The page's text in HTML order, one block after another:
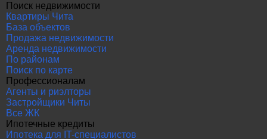
Поиск недвижимости
Квартиры Чита
База объектов
Продажа недвижимости
Аренда недвижимости
По районам
Поиск по карте
Профессионалам
Агенты и риэлторы
Застройщики Читы
Все ЖК
Ипотечные кредиты
Ипотека для IT-специалистов